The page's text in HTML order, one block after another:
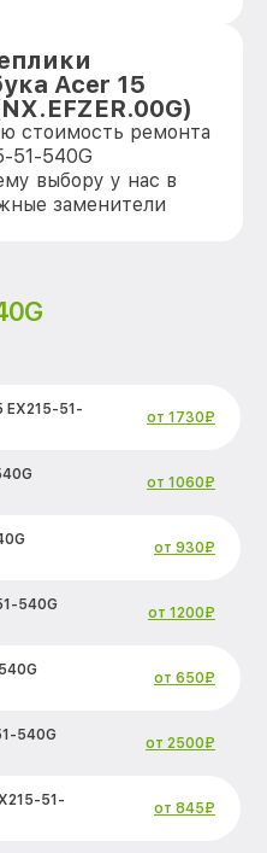
Acer 15
стоимость ремонта
51-540G
выбору у нас в
заменители
EX215-51-
от 1730₽
от 1060₽
от 930₽
540G
от 1200₽
от 650₽
540G
от 2500₽
51-
от 845₽